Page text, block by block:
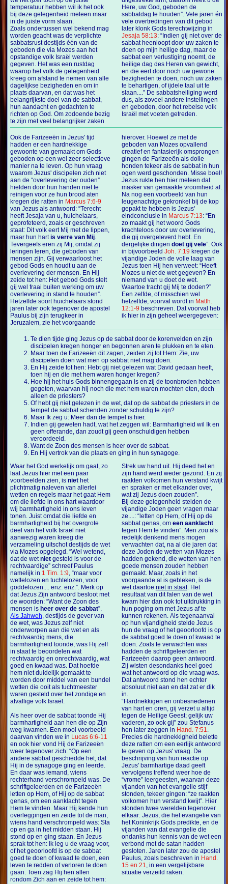
temperatuur hebben wil ik het ook
bij deze gelegenheid meteen maar
in de juiste vorm slaan.
Zoals ondertussen wel bekend mag
worden geacht was de verplichte
sabbatsrust destijds één van de
geboden die via Mozes aan het
opstandige volk Israël werden
gegeven. Het was een rustdag
waarop het volk de gelegenheid
kreeg om afstand te nemen van alle
dagelijkse bezigheden en om in
plaats daarvan, en dat was het
belangrijkste doel van de sabbat,
hun aandacht en gedachten te
richten op God. Om zodoende bezig
te zijn met veel belangrijker zaken
Here, uw God, geboden de
sabbatdag te houden”. Vele jaren én
vele overtredingen van dit gebod
later klonk Gods terechtwijzing in
Jesaja 58:13: “Indien gij niet over de
sabbat heenloopt door uw zaken te
doen op mijn heilige dag, maar de
sabbat een verlustiging noemt, de
heilige dag des Heren van gewicht,
en die eert door noch uw gewone
bezigheden te doen, noch uw zaken
te behartigen, of ijdele taal uit te
slaan....” De sabbatsheiliging werd
dus, als zoveel andere instellingen
en geboden, door het rebelse volk
Israël met voeten getreden.
Ook de Farizeeën in Jezus' tijd
hadden er een hardnekkige
gewoonte van gemaakt om Gods
geboden op een wel zeer selectieve
manier na te leven. Op hun vraag
waarom Jezus' discipelen zich niet
aan de “overlevering der ouden”
hielden door hun handen niet te
reinigen voor ze hun brood aten
kregen die ratten in Marcus 7:6-9
van Jezus als antwoord: “Terecht
heeft Jesaja van u, huichelaars,
geprofeteerd, zoals er geschreven
staat: Dit volk eert Mij met de lippen,
maar hun hartis verre van Mij.
Tevergeefs eren zij Mij, omdat zij
leringen leren, die geboden van
mensen zijn. Gij verwaarloost het
gebod Gods en houdt u aan de
overlevering der mensen. En Hij
zeide tot hen: Het gebod Gods stelt
gij wel fraai buiten werking om uw
overlevering in stand te houden”.
Hetzelfde soort huichelaars stond
jaren later ook tegenover de apostel
Paulus bij zijn terugkeer in
Jeruzalem, zie het voorgaande
hierover. Hoewel ze met de
geboden van Mozes opvallend
creatief en fantasierijk omsprongen
gingen de Farizeeën als dolle
honden tekeer als de sabbat in hun
ogen werd geschonden. Misse boel!
Jezus rukte hen hier meteen dat
masker van gemaakte vroomheid af.
Na nog een voorbeeld van hun
leugenachtige gekronkel bij de kop
gepakt te hebben is Jezus'
eindconclusie in Marcus 7:13: “En
zo maakt gij het woord Gods
krachteloos door uw overlevering,
die gij overgeleverd hebt. En
dergelijke dingen doet gij vele”. Ook
in bijvoorbeeld Joh. 7:19 kregen de
vijandige Joden de volle laag van
Jezus toen Hij hen verweet: “Heeft
Mozes u niet de wet gegeven? En
niemand van u doet de wet.
Waartoe tracht gij Mij te doden?”
Een zelfde, of misschien wel
hetzelfde, voorval wordt in Matth.
12:1-9 beschreven. Dat voorval heb
ik hier in zijn geheel weergegeven:
Te dien tijde ging Jezus op de sabbat door de korenvelden en zijn
discipelen kregen honger en begonnen aren te plukken en te eten.
Maar toen de Farizeeën dit zagen, zeiden zij tot Hem: Zie, uw
discipelen doen wat men op sabbat niet mag doen.
En Hij zeide tot hen: Hebt gij niet gelezen wat David gedaan heeft,
toen hij en die met hem waren honger kregen?
Hoe hij het huis Gods binnengegaan is en zij de toonbroden hebben
gegeten, waarvan hij noch die met hem waren mochten eten, doch
alleen de priesters?
Of hebt gij niet gelezen in de wet, dat op de sabbat de priesters in de
tempel de sabbat schenden zonder schuldig te zijn?
Maar Ik zeg u: Meer dan de tempel is hier.
Indien gij geweten hadt, wat het zeggen wil: Barmhartigheid wil Ik en
geen offerande, dan zoudt gij geen onschuldigen hebben
veroordeeld.
Want de Zoon des mensen is heer over de sabbat.
En Hij vertrok van die plaats en ging in hun synagoge.
Waar het God werkelijk om gaat, zo
laat Jezus hier met een paar
voorbeelden zien, isniet het
plichtmatig naleven van allerlei
wetten en regels maar het gaat Hem
om die liefde in ons hart waardoor
wij barmhartigheid in ons leven
tonen. Juist omdat die liefde en
barmhartigheid bij het overgrote
deel van het volk Israël niet
aanwezig waren kreeg die
verzameling uitschot destijds de wet
via Mozes opgelegd. “Wel wetend,
dat de wetniet gesteld is voor de
rechtvaardige” schreef Paulus
namelijk in 1 Tim. 1:9, “maar voor
wettelozen en tuchtelozen, voor
goddelozen.... enz. enz.”. Merk op
dat Jezus Zijn antwoord besloot met
de woorden: “Want de Zoon des
mensen is heer over de sabbat”.
Als Jahweh, destijds de gever van
de wet, was Jezus zelf niet
onderworpen aan die wet en als
rechtvaardig mens, die
barmhartigheid toonde, was Hij zelf
in staat te beoordelen wat
rechtvaardig en onrechtvaardig, wat
goed en kwaad was. Dat hoefde
hem niet duidelijk gemaakt te
worden door middel van een bundel
wetten die ooit als tuchtmeester
waren gesteld over het zondige en
afvallige volk Israël.
Als heer over de sabbat toonde Hij
barmhartigheid aan hen die op Zijn
weg kwamen. Een mooi voorbeeld
daarvan vinden we in Lucas 6:6-11
en ook hier vond Hij de Farizeeën
weer tegenover zich: “Op een
andere sabbat geschiedde het, dat
Hij in de synagoge ging en leerde.
En daar was iemand, wiens
rechterhand verschrompeld was. De
schriftgeleerden en de Farizeeën
letten op Hem, of Hij op de sabbat
genas, om een aanklacht tegen
Hem te vinden. Maar Hij kende hun
overleggingen en zeide tot de man,
wiens hand verschrompeld was: Sta
op en ga in het midden staan. Hij
stond op en ging staan. En Jezus
sprak tot hen: Ik leg u de vraag voor,
of het geoorloofd is op de sabbat
goed te doen of kwaad te doen, een
leven te redden of verloren te doen
gaan. Toen zag Hij hen allen
rondom Zich aan en zeide tot hem:
Strek uw hand uit. Hij deed het en
zijn hand werd weder gezond. En zij
raakten volkomen hun verstand kwijt
en spraken er met elkander over,
wat zij Jezus doen zouden”.
Bij deze gelegenheid stelden de
vijandige Joden geen vragen maar
ze....: “letten op Hem, of Hij op de
sabbat genas, om een aanklacht
tegen Hem te vinden”. Men zou als
redelijk denkend mens mogen
verwachten dat, na al die jaren dat
deze Joden de wetten van Mozes
hadden gekend, die wetten van hen
goede mensen zouden hebben
gemaakt. Maar, zoals in het
voorgaande al is gebleken, is de
wet daartoe niet in staat. Het
resultaat van dit falen van de wet
kwam hier dan ook tot uitdrukking in
hun poging om met Jezus af te
kunnen rekenen. Als tegenaanval
op hun vijandigheid stelde Jezus
hun de vraag of het geoorloofd is op
de sabbat goed te doen of kwaad te
doen. Zoals te verwachten was
hadden de schriftgeleerden en
Farizeeën daarop geen antwoord.
Zij wisten desondanks heel goed
wat het antwoord op die vraag was.
Dat antwoord stond hen echter
absoluut niet aan en dat zat er dik
in.
“Hardnekkigen en onbesnedenen
van hart en oren, gij verzet u altijd
tegen de Heilige Geest; gelijk uw
vaderen, zo ook gij” zou Stefanus
hen later zeggen in Hand. 7:51.
Precies die hardnekkigheid belette
deze ratten om een eerlijk antwoord
te geven op Jezus' vraag. De
beschrijving van hun reactie op
Jezus' barmhartige daad geeft
vervolgens treffend weer hoe de
“vrome” leergeesten, waarvan deze
vijanden van het evangelie stijf
stonden, tekeer gingen: “ze raakten
volkomen hun verstand kwijt”. Hier
stonden twee werelden tegenover
elkaar: Jezus, die het evangelie van
het Koninkrijk Gods predikte, en de
vijanden van dat evangelie die
ondanks hun kennis van de wet een
verbond met de satan hadden
gesloten. Jaren later zou de apostel
Paulus, zoals beschreven in Hand.
15 en 21, in een vergelijkbare
situatie verzeild raken.